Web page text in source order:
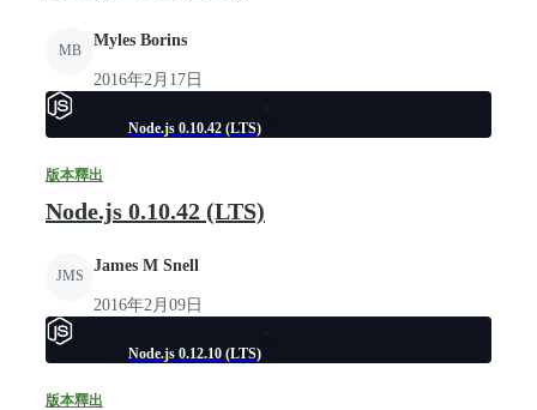
MB
Myles Borins
2016年2月17日
Node.js 0.10.42 (LTS)
版本釋出
Node.js 0.10.42 (LTS)
JMS
James M Snell
2016年2月09日
Node.js 0.12.10 (LTS)
版本釋出